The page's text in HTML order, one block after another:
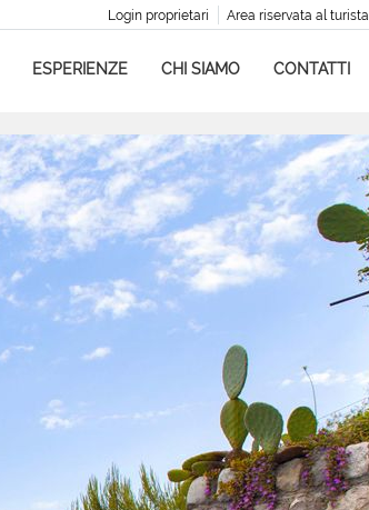
Area riservata al turista
Login proprietari
ESPERIENZE CHI SIAMO CONTATTI